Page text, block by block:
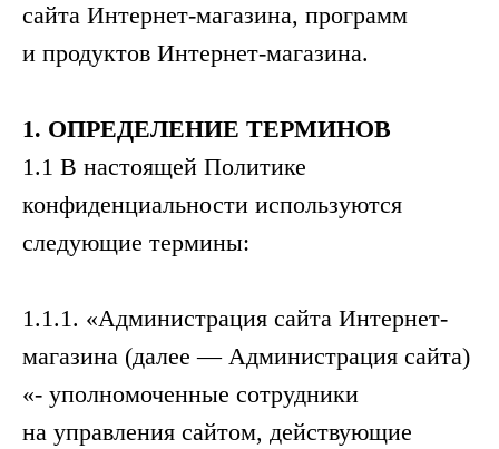
сайта Интернет-магазина, программ
и продуктов Интернет-магазина.
1. ОПРЕДЕЛЕНИЕ ТЕРМИНОВ
1.1 В настоящей Политике
конфиденциальности используются
следующие термины:
1.1.1. «Администрация сайта Интернет-
магазина (далее — Администрация сайта)
«- уполномоченные сотрудники
на управления сайтом, действующие